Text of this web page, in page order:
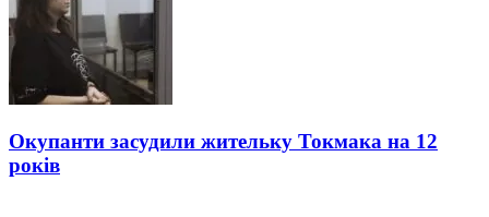
Окупанти засудили жительку Токмака на 12
років